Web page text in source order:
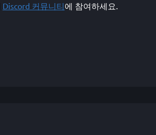
Discord 커뮤니티에 참여하세요.